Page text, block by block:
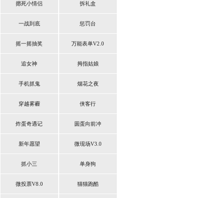
摁死小情侣 拆礼盒
一战到底 惩罚台
摇一摇抽奖 万能表单V2.0
追女神 拇指姑娘
手机抓鬼 烟花之夜
穿越雾霾 侠客行
炸蛋奇遇记 圆蛋向前冲
新年愿望 微现场V3.0
抓小三 单身狗
微投票V8.0 猫猫跑酷